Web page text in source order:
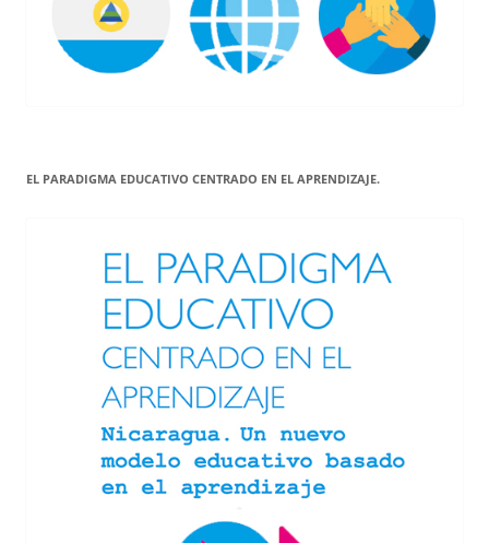
EL PARADIGMA EDUCATIVO CENTRADO EN EL APRENDIZAJE.